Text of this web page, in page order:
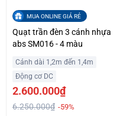
MUA ONLINE GIÁ RẺ
Quạt trần đèn 3 cánh nhựa
abs SM016 - 4 màu
Cánh dài 1,2m đến 1,4m
Động cơ DC
2.600.000₫
6.250.000₫ -59%